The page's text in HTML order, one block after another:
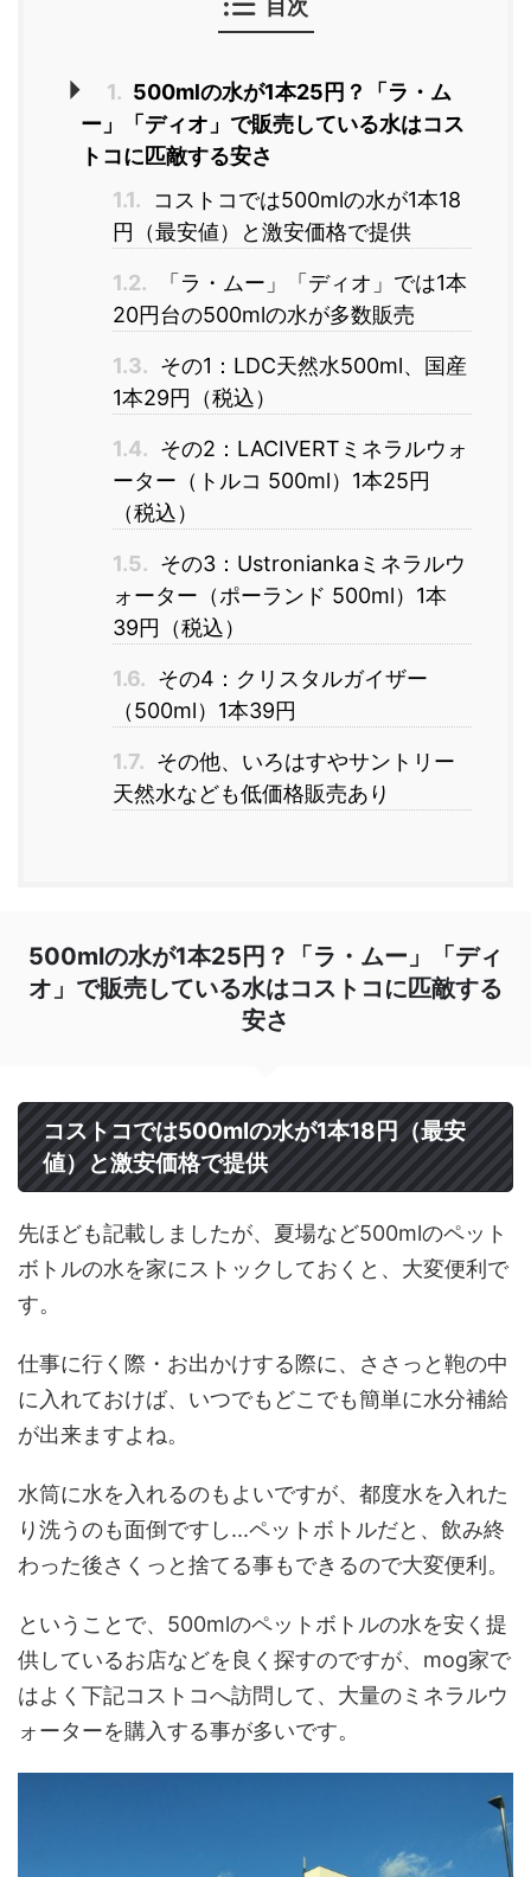
目次
1. 500mlの水が1本25円？「ラ・ム
ー」「ディオ」で販売している水はコス
トコに匹敵する安さ
1.1.
コストコでは500mlの水が1本18
円（最安値）と激安価格で提供
1.2.
「ラ・ムー」「ディオ」では1本
20円台の500mlの水が多数販売
1.3. その1：LDC天然水500ml、国産
1本29円（税込）
1.4. その2：LACIVERTミネラルウォ
ーター（トルコ 500ml）1本25円
（税込）
1.5. その3：Ustroniankaミネラルウ
ォーター（ポーランド 500ml）1本
39円（税込）
1.6. その4：クリスタルガイザー
（500ml）1本39円
1.7. その他、いろはすやサントリー
天然水なども低価格販売あり
500mlの水が1本25円？「ラ・ムー」「ディ
オ」で販売している水はコストコに匹敵する
安さ
コストコでは500mlの水が1本18円（最安
値）と激安価格で提供
先ほども記載しましたが、夏場など500mlのペット
ボトルの水を家にストックしておくと、大変便利で
す。
仕事に行く際・お出かけする際に、ささっと鞄の中
に入れておけば、いつでもどこでも簡単に水分補給
が出来ますよね。
水筒に水を入れるのもよいですが、都度水を入れた
り洗うのも面倒ですし...ペットボトルだと、飲み終
わった後さくっと捨てる事もできるので大変便利。
ということで、500mlのペットボトルの水を安く提
供しているお店などを良く探すのですが、mog家で
はよく下記コストコへ訪問して、大量のミネラルウ
ォーターを購入する事が多いです。